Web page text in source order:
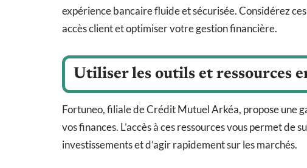
expérience bancaire fluide et sécurisée. Considérez
accès client et optimiser votre gestion financière.
Utiliser les outils et ressources
Fortuneo, filiale de Crédit Mutuel Arkéa, propose une
vos finances. L’accès à ces ressources vous permet de
investissements et d’agir rapidement sur les marchés.